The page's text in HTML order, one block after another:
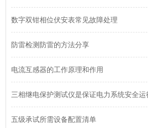
数字双钳相位伏安表常见故障处理
防雷检测防雷的方法分享
电流互感器的工作原理和作用
三相继电保护测试仪是保证电力系统安全
五级承试所需设备配置清单